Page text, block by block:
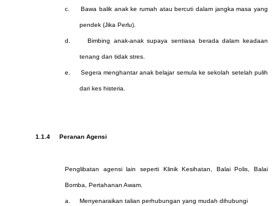
c. Bawa balik anak ke rumah atau bercuti dalam jangka masa yang
pendek (Jika Perlu).
d. Bimbing anak-anak supaya sentiasa berada dalam keadaan
tenang dan tidak stres.
e. Segera menghantar anak belajar semula ke sekolah setelah pulih
dari kes histeria.
1.1.4 Peranan Agensi
Penglibatan agensi lain seperti Klinik Kesihatan, Balai Polis, Balai
Bomba, Pertahanan Awam.
a. Menyenaraikan talian perhubungan yang mudah dihubungi